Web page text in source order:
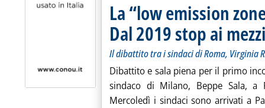
La “low emission
Dal 2019 stop ai
Il dibattito tra i sindaci di Roma, Virginia
Dibattito e sala piena per il primo
sindaco di Milano, Beppe Sala, a
Mercoledì i sindaci sono arrivati a